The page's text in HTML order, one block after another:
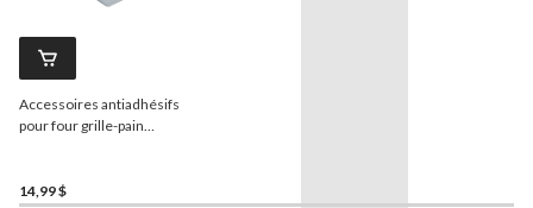
Accessoires antiadhésifs
pour four grille-pain
14,99 $